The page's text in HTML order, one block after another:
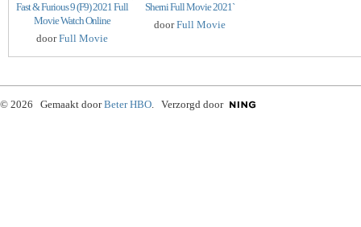
Fast & Furious 9 (F9) 2021 Full
Movie Watch Online
doorFull Movie
Sherni Full Movie 2021`
doorFull Movie
© 2026 Gemaakt doorBeter HBO. Verzorgd door